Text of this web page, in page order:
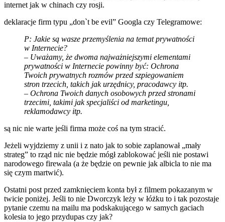
internet jak w chinach czy rosji.
deklaracje firm typu „don`t be evil” Googla czy Telegramowe:
P: Jakie są wasze przemyślenia na temat prywatności
w Internecie?
– Uważamy, że dwoma najważniejszymi elementami
prywatności w Internecie powinny być: Ochrona
Twoich prywatnych rozmów przed szpiegowaniem
stron trzecich, takich jak urzędnicy, pracodawcy itp.
– Ochrona Twoich danych osobowych przed stronami
trzecimi, takimi jak specjaliści od marketingu,
reklamodawcy itp.
są nic nie warte jeśli firma może coś na tym stracić.
Jeżeli wyjdziemy z unii i z nato jak to sobie zaplanował „mały
strateg” to rząd nic nie będzie mógł zablokować jeśli nie postawi
narodowego firewala (a że będzie on pewnie jak albicla to nie ma
się czym martwić).
Ostatni post przed zamknięciem konta był z filmem pokazanym w
twicie poniżej. Jeśli to nie Dworczyk leży w łóżku to i tak pozostaje
pytanie czemu na mailu ma podskakującego w samych gaciach
kolesia to jego przydupas czy jak?